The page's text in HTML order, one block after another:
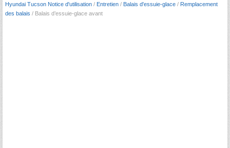
Hyundai Tucson Notice d'utilisation / Entretien / Balais d'essuie-glace / Remplacement
des balais / Balais d’essuie-glace avant